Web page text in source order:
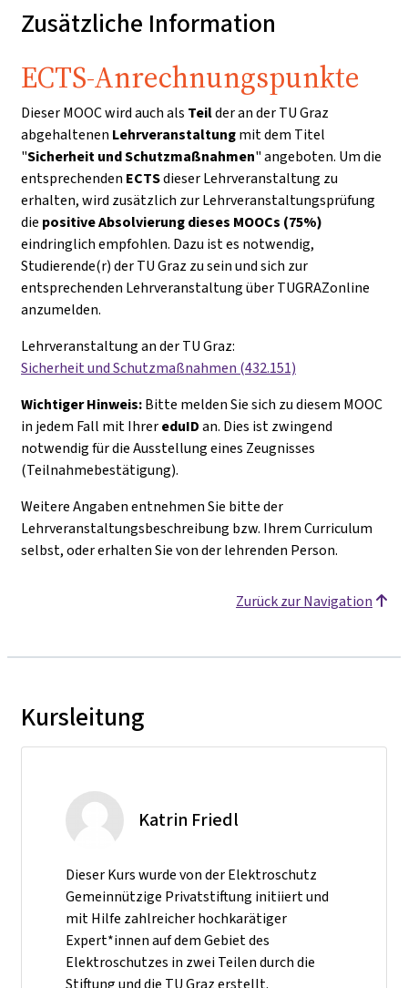
Zusätzliche Information
ECTS-Anrechnungspunkte
Dieser MOOC wird auch als Teilder an der TU Graz
abgehaltenen Lehrveranstaltungmit dem Titel
"Sicherheit und Schutzmaßnahmen" angeboten. Um die
entsprechenden ECTSdieser Lehrveranstaltung zu
erhalten, wird zusätzlich zur Lehrveranstaltungsprüfung
die positive Absolvierung dieses MOOCs (75%)
eindringlich empfohlen. Dazu ist es notwendig,
Studierende(r) der TU Graz zu sein und sich zur
entsprechenden Lehrveranstaltung über TUGRAZonline
anzumelden.
Lehrveranstaltung an der TU Graz:
Sicherheit und Schutzmaßnahmen (432.151)
Wichtiger Hinweis:Bitte melden Sie sich zu diesem MOOC
in jedem Fall mit IhrereduIDan. Dies ist zwingend
notwendig für die Ausstellung eines Zeugnisses
(Teilnahmebestätigung).
Weitere Angaben entnehmen Sie bitte der
Lehrveranstaltungsbeschreibung bzw. Ihrem Curriculum
selbst, oder erhalten Sie von der lehrenden Person.
Zurück zur Navigation
Kursleitung
Katrin Friedl
Dieser Kurs wurde von der Elektroschutz
Gemeinnützige Privatstiftung initiiert und
mit Hilfe zahlreicher hochkarätiger
Expert*innen auf dem Gebiet des
Elektroschutzes in zwei Teilen durch die
Stiftung und die TU Graz erstellt.